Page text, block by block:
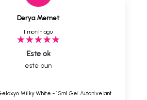
Derya Memet
1 month ago
Este ok
este bun
Milky White - 15ml Gel Autonivelant